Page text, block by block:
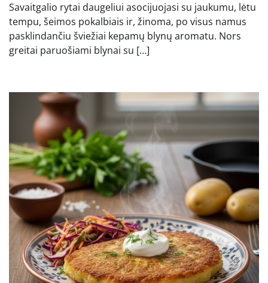
Savaitgalio rytai daugeliui asocijuojasi su jaukumu, lėtu
tempu, šeimos pokalbiais ir, žinoma, po visus namus
pasklindančiu šviežiai kepamų blynų aromatu. Nors
greitai paruošiami blynai su […]